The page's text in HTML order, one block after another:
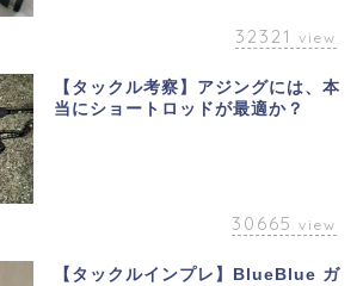
32321 view
【タックル考察】アジングには、本
当にショートロッドが最適か？
30665 view
【タックルインプレ】BlueBlue ガ